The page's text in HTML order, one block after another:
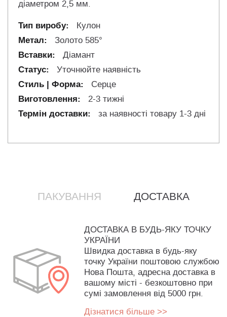
діаметром 2,5 мм.
Кулон
Золото 585°
Діамант
Уточнюйте наявність
Серце
2-3 тижні
за наявності товару 1-3 дні
ПАКУВАННЯ ДОСТАВКА
ДОСТАВКА В БУДЬ-ЯКУ ТОЧКУ
УКРАЇНИ
Швидка доставка в будь-яку
точку України поштовою службою
Нова Пошта, адресна доставка в
вашому місті - безкоштовно при
сумі замовлення від 5000 грн.
Дізнатися більше >>